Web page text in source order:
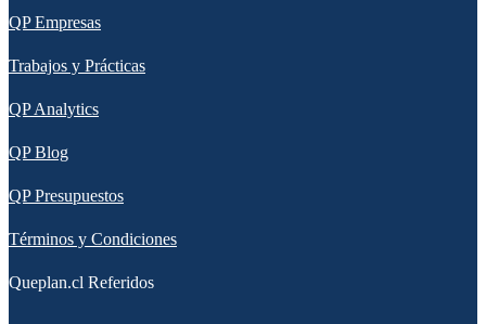
QP Empresas
Trabajos y Prácticas
QP Analytics
QP Blog
QP Presupuestos
Términos y Condiciones
Queplan.cl Referidos